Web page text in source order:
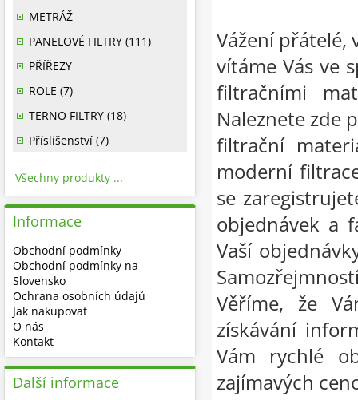
Vážení přátelé,
vítáme Vás ve
filtračními
Naleznete zde
filtrační
moderní
se
objednávek a
Vaší
Věříme, že
získávání
Vám rychlé
zajímavých
METRÁŽ
PANELOVÉ FILTRY (111)
PŘÍŘEZY
ROLE (7)
TERNO FILTRY (18)
Příslišenství (7)
Všechny produkty ...
Informace
Obchodní podmínky
Obchodní podmínky na
Slovensko
Ochrana osobních údajů
Jak nakupovat
O nás
Kontakt
Další informace